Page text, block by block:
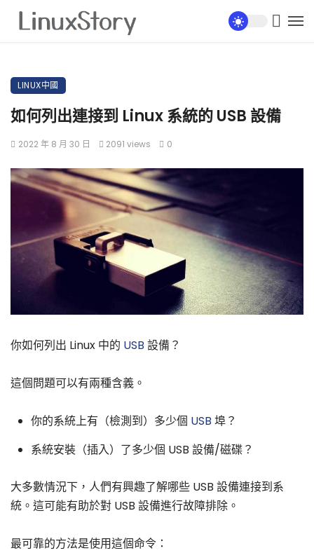
LINUX中國
如何列出連接到 Linux 系統的 USB 設備
2022 年 8 月 30 日 2091 views 0
你如何列出 Linux 中的 USB 設備？
這個問題可以有兩種含義。
你的系統上有（檢測到）多少個 USB 埠？
系統安裝（插入）了多少個 USB 設備/磁碟？
大多數情況下，人們有興趣了解哪些 USB 設備連接到系
統。這可能有助於對 USB 設備進行故障排除。
最可靠的方法是使用這個命令：